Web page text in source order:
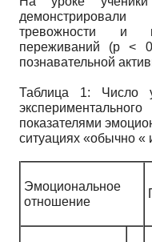
тревожности и
переживаний (p <
познавательной
Таблица 1: Число
показателями
ситуациях «обычно «
Эмоциональное
отношение